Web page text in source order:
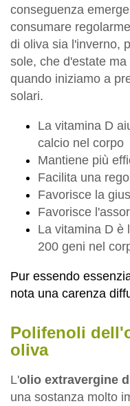
conseguenza
consumare
di oliva sia l'inverno,
sole, che d'estate
quando iniziamo a
solari.
La vitamina D
calcio nel corpo
Mantiene più
Facilita una
Favorisce la
Favorisce
La vitamina D è
200 geni nel
Pur essendo
nota una carenza
Polifenoli
oliva
L'olio extravergine
una sostanza molto